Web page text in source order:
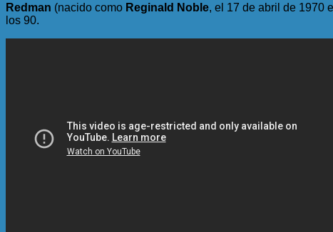
Redman (nacido como Reginald Noble, el 17 de abril de 1970
los 90.